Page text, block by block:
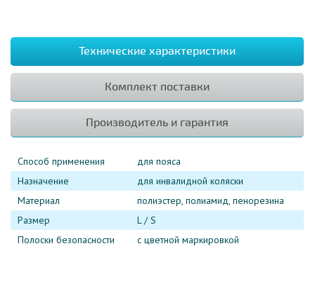
Технические характеристики
Комплект поставки
Производитель и гарантия
Способ применения
для пояса
Назначение
для инвалидной коляски
Материал
полиэстер, полиамид, пенорезина
Размер
L / S
Полоски безопасности
с цветной маркировкой